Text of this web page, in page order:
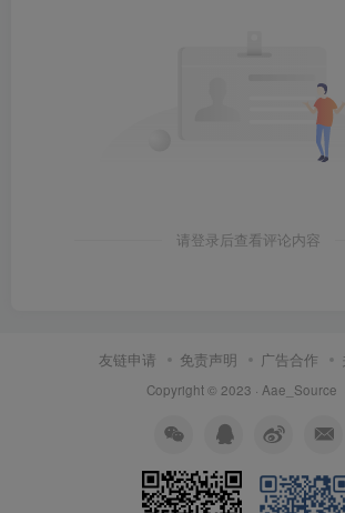
请登录后查看评论内容
友链申请 免责声明 广告合作
Copyright © 2023 · Aae_Source